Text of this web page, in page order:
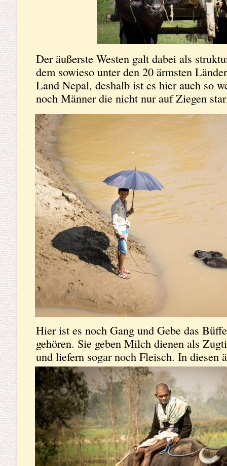
Hier ist es noch Gang und Gebe das
gehören. Sie geben Milch dienen als
und liefern sogar noch Fleisch. In diesen
sie somit die idealen Tiere und deshalb
Der äußerste Westen galt dabei als
dem sowieso unter den 20 ärmsten
Land Nepal, deshalb ist es hier auch so
noch Männer die nicht nur auf Ziegen
Ihnen spazieren gingen oder ihre Büffel
Baden ans Wasser brachten. Jeden Tag
führen und den halben Tag mit ihnen zu
in Europa nicht wirklich vorstellen....